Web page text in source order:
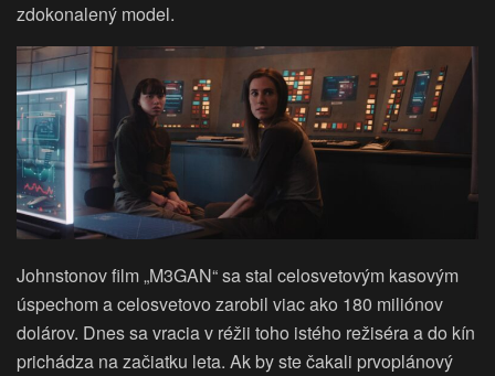
zdokonalený model.
Johnstonov film „M3GAN“ sa stal celosvetovým kasovým
úspechom a celosvetovo zarobil viac ako 180 miliónov
dolárov. Dnes sa vracia v réžii toho istého režiséra a do kín
prichádza na začiatku leta. Ak by ste čakali prvoplánový